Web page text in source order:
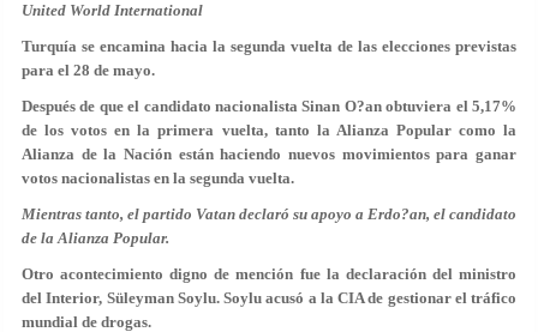
United World International
Turquía se encamina hacia la segunda vuelta de las elecciones previstas
para el 28 de mayo.
Después de que el candidato nacionalista Sinan O?an obtuviera el 5,17%
de los votos en la primera vuelta, tanto la Alianza Popular como la
Alianza de la Nación están haciendo nuevos movimientos para ganar
votos nacionalistas en la segunda vuelta.
Mientras tanto, el partido Vatan declaró su apoyo a Erdo?an, el candidato
de la Alianza Popular.
Otro acontecimiento digno de mención fue la declaración del ministro
del Interior, Süleyman Soylu. Soylu acusó a la CIA de gestionar el tráfico
mundial de drogas.